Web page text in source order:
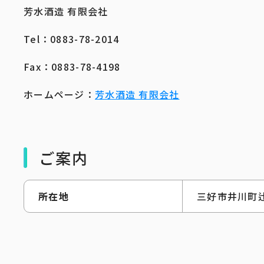
芳水酒造 有限会社
Tel：0883-78-2014
Fax：0883-78-4198
ホームページ： 芳水酒造 有限会社
ご案内
所在地 三好市井川町